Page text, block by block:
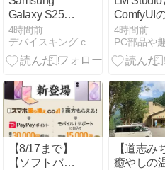
Galaxy S25
Ultra 512GB AI
搭載SIMフリ
ースマホ
4時間前
デバイスキング.com
ComfyUI
入手順｜
PCで始め
ーカルAI
4時間前
【8/17まで】
【ソフトバン
【道志み
癒やしの